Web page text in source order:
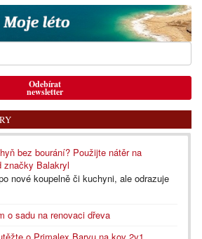
Odebírat
newsletter
bez bourání? Použijte nátěr na
značky Balakryl
nové koupelně či kuchyni, ale odrazuje
o sadu na renovaci dřeva